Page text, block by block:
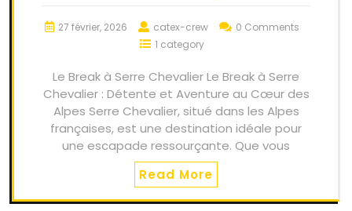
27 février, 2026 catex-crew
0 Comments
1 category
Le Break à Serre Chevalier Le Break à Serre
Chevalier : Détente et Aventure au Cœur des
Alpes Serre Chevalier, situé dans les Alpes
françaises, est une destination idéale pour
une escapade ressourçante. Que vous
Read More